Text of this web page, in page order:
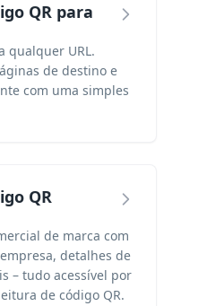
QR para
qualquer URL.
de destino e
com uma simples
QR
de marca com
detalhes de
– tudo acessível por
de código QR.